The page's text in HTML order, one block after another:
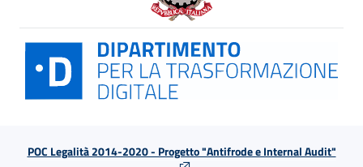
POC Legalità 2014-2020 - Progetto "Antifrode e Internal Audit"